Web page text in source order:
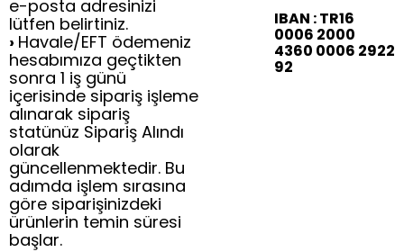
e-posta adresinizi
lütfen belirtiniz.
› Havale/EFT ödemeniz
hesabımıza geçtikten
sonra 1 iş günü
içerisinde sipariş işleme
alınarak sipariş
statünüz Sipariş Alındı
olarak
güncellenmektedir. Bu
adımda işlem sırasına
göre siparişinizdeki
ürünlerin temin süresi
başlar.
IBAN : TR16
0006 2000
4360 0006 2922
92